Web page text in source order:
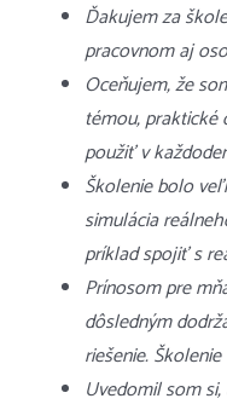
Ďakujem za
pracovnom aj
Oceňujem, že
témou, praktické
použiť v
Školenie bolo
simulácia
príklad spojiť s
Prínosom pre
dôsledným
riešenie.
Uvedomil som